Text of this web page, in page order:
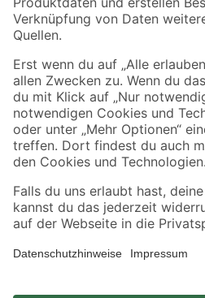
Sicher einkaufen
Jetzt die toom-App herunterladen
Alle Preisangaben in EUR inkl. gesetzl. MwSt.. Die
Umständen nicht in allen Märkten verfügbar. Die
Produkte nur solange der Vorrat reicht.
*Paketversand ab 59 € versandkostenfrei, gilt nicht